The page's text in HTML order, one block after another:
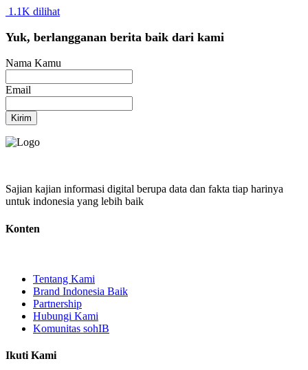
1.1K dilihat
Yuk, berlangganan berita baik dari kami
Nama Kamu
Email
Kirim
Sajian kajian informasi digital berupa data dan fakta tiap harinya
untuk indonesia yang lebih baik
Konten
Tentang Kami
Brand Indonesia Baik
Partnership
Hubungi Kami
Komunitas sohIB
Ikuti Kami